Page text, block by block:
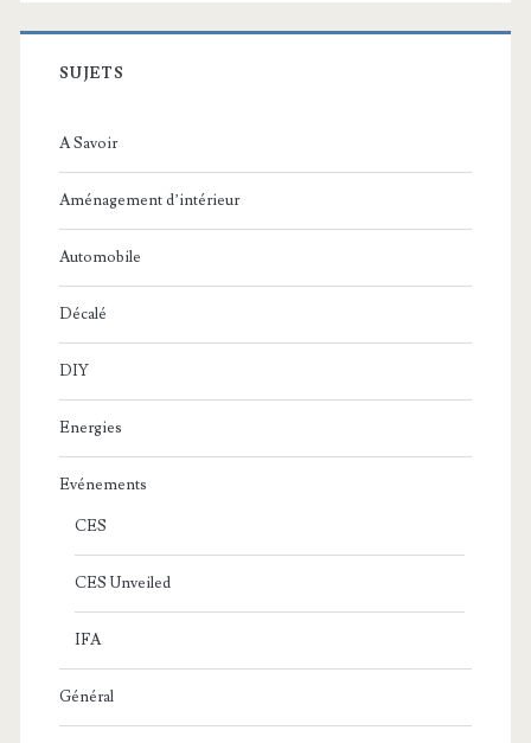
SUJETS
A Savoir
Aménagement d’intérieur
Automobile
Décalé
DIY
Energies
Evénements
CES
CES Unveiled
IFA
Général